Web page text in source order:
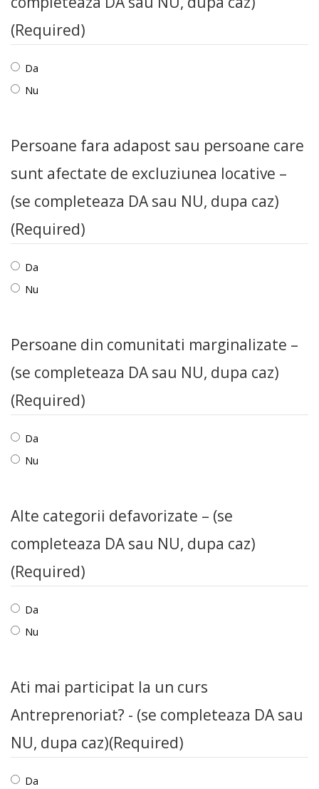
(Required)
Da
Nu
Persoane fara adapost sau persoane care
sunt afectate de excluziunea locative –
(se completeaza DA sau NU, dupa caz)
(Required)
Da
Nu
Persoane din comunitati marginalizate –
(se completeaza DA sau NU, dupa caz)
(Required)
Da
Nu
Alte categorii defavorizate – (se
completeaza DA sau NU, dupa caz)
(Required)
Da
Nu
Ati mai participat la un curs
Antreprenoriat? - (se completeaza DA sau
NU, dupa caz)(Required)
Da